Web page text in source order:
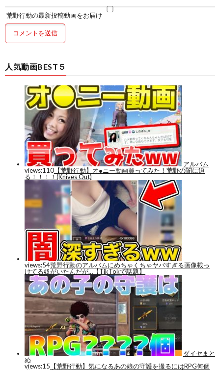
荒野行動の最新投稿動画をお届け
人気動画BEST５